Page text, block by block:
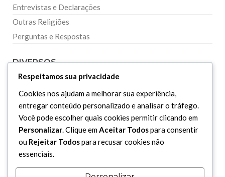
Entrevistas e Declarações
Outras Religiões
Perguntas e Respostas
DIVERSOS
Curiosidades
Dicionário Islâmico
Downloads
Respeitamos sua privacidade
Cookies nos ajudam a melhorar sua experiência,
entregar conteúdo personalizado e analisar o tráfego.
Você pode escolher quais cookies permitir clicando em
Personalizar. Clique emAceitar Todospara consentir
ou Rejeitar Todospara recusar cookies não
essenciais.